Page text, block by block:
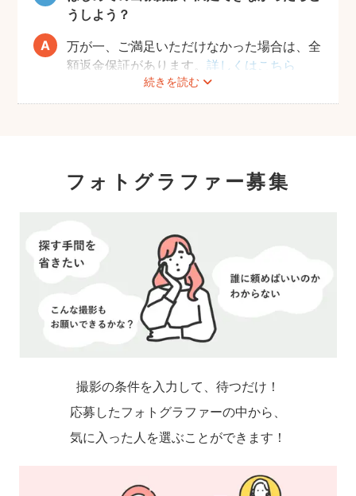
うしよう？
続きを読む
万が一、ご満足いただけなかった場合は、全
額返金保証があります。詳しくはこちら
フォトグラファー募集
撮影の条件を入力して、待つだけ！
応募したフォトグラファーの中から、
気に入った人を選ぶことができます！